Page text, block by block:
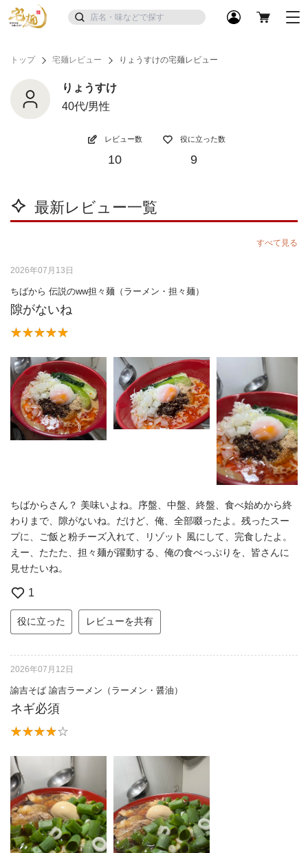
トップ 宅麺レビュー りょうすけの宅麺レビュー
りょうすけ
40代/男性
レビュー数
10
役に立った数
9
最新レビュー一覧
すべて見る
2026年07月13日
ちばから 伝説のww担々麺（ラーメン・担々麺）
隙がないね
ちばからさん？ 美味いよね。序盤、中盤、終盤、食べ始めから終
わりまで、隙がないね。だけど、俺、全部啜ったよ。残ったスー
プに、ご飯と粉チーズ入れて、リゾット 風にして、完食したよ。
えー、たたた、担々麺が躍動する、俺の食べっぷりを、皆さんに
見せたいね。
1
役に立った レビューを共有
2026年07月12日
諭吉そば 諭吉ラーメン（ラーメン・醤油）
ネギ必須